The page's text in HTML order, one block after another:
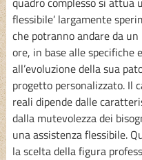
flessibile’ largamente
che potranno andare da
ore, in base alle specifiche
all’evoluzione della sua
progetto personalizzato. Il
reali dipende dalle
dalla mutevolezza dei
una assistenza flessibile.
la scelta della figura